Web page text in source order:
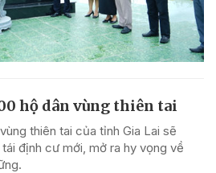
hộ dân vùng thiên tai
thiên tai của tỉnh Gia Lai sẽ
định cư mới, mở ra hy vọng về